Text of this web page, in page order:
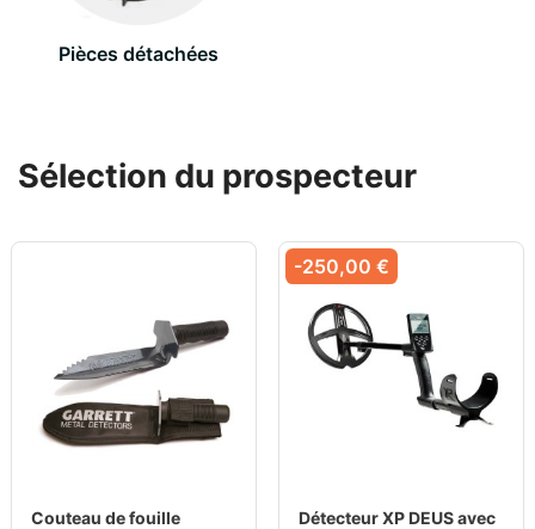
Pièces détachées
Sélection du prospecteur
Couteau de fouille
Détecteur XP DEUS avec
-250,00 €